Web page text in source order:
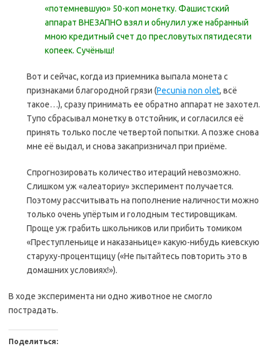
«потемневшую» 50-коп монетку. Фашистский
аппарат ВНЕЗАПНО взял и обнулил уже набранный
мною кредитный счет до пресловутых пятидесяти
копеек. Сучёныш!
Вот и сейчас, когда из приемника выпала монета с
признаками благородной грязи (Pecunia non olet, всё
такое…), сразу принимать ее обратно аппарат не захотел.
Тупо сбрасывал монетку в отстойник, и согласился её
принять только после четвертой попытки. А позже снова
мне её выдал, и снова закапризничал при приёме.
Спрогнозировать количество итераций невозможно.
Слишком уж «алеаториу» эксперимент получается.
Поэтому рассчитывать на пополнение наличности можно
только очень упёртым и голодным тестировщикам.
Проще уж грабить школьников или прибить томиком
«Преступленьице и наказаньице» какую-нибудь киевскую
старуху-процентщицу («Не пытайтесь повторить это в
домашних условиях!»).
В ходе эксперимента ни одно животное не смогло
пострадать.
Поделиться: